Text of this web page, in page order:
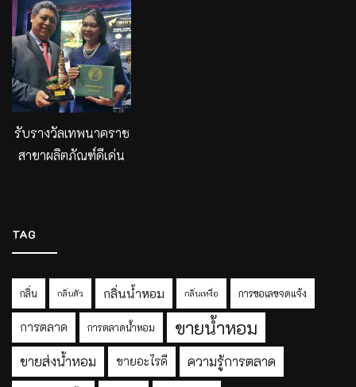
รับรางวัลเทพนาคราช
สาขาผลิตภัณฑ์ดีเด่น
TAG
กลิ่น กลิ่นตัว กลิ่นน้ำหอม กลิ่นเหงื่อ การขอเลขจดแจ้ง
การตลาด การตลาดน้ำหอม ขายน้ำหอม
ขายส่งน้ำหอม ขายอะไรดี ความรู้การตลาด